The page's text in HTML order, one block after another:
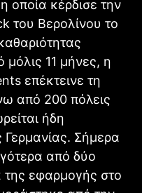
η οποία κέρδισε την
του Βερολίνου το
11 μήνες, η
επέκτεινε τη
από 200 πόλεις
ήδη
Σήμερα
από δύο
της εφαρμογής στο